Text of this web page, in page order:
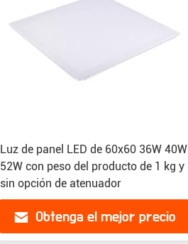
Luz de panel LED de 60x60 36W 40W
52W con peso del producto de 1 kg y
sin opción de atenuador
Obtenga el mejor precio